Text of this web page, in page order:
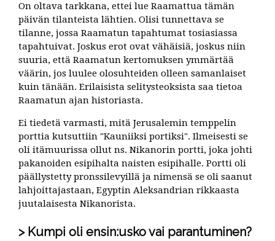
On oltava tarkkana, ettei lue Raamattua tämän
päivän tilanteista lähtien. Olisi tunnettava se
tilanne, jossa Raamatun tapahtumat tosiasiassa
tapahtuivat. Joskus erot ovat vähäisiä, joskus niin
suuria, että Raamatun kertomuksen ymmärtää
väärin, jos luulee olosuhteiden olleen samanlaiset
kuin tänään. Erilaisista selitysteoksista saa tietoa
Raamatun ajan historiasta.
Ei tiedetä varmasti, mitä Jerusalemin temppelin
porttia kutsuttiin "Kauniiksi portiksi". Ilmeisesti se
oli itämuurissa ollut ns. Nikanorin portti, joka johti
pakanoiden esipihalta naisten esipihalle. Portti oli
päällystetty pronssilevyillä ja nimensä se oli saanut
lahjoittajastaan, Egyptin Aleksandrian rikkaasta
juutalaisesta Nikanorista.
Kumpi oli ensin:usko vai parantuminen?